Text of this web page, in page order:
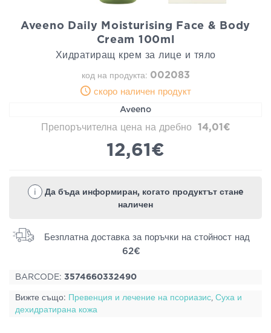
Aveeno Daily Moisturising Face & Body
Cream 100ml
Хидратиращ крем за лице и тяло
код на продукта: 002083
скоро наличен продукт
Aveeno
Препоръчителна цена на дребно 14,01€
12,61€
i
Да бъда информиран, когато продуктът станe
наличен
Безплатна доставка за поръчки на стойност над
62€
BARCODE: 3574660332490
Вижте също: Превенция и лечение на псориазис, Суха и
дехидратирана кожа